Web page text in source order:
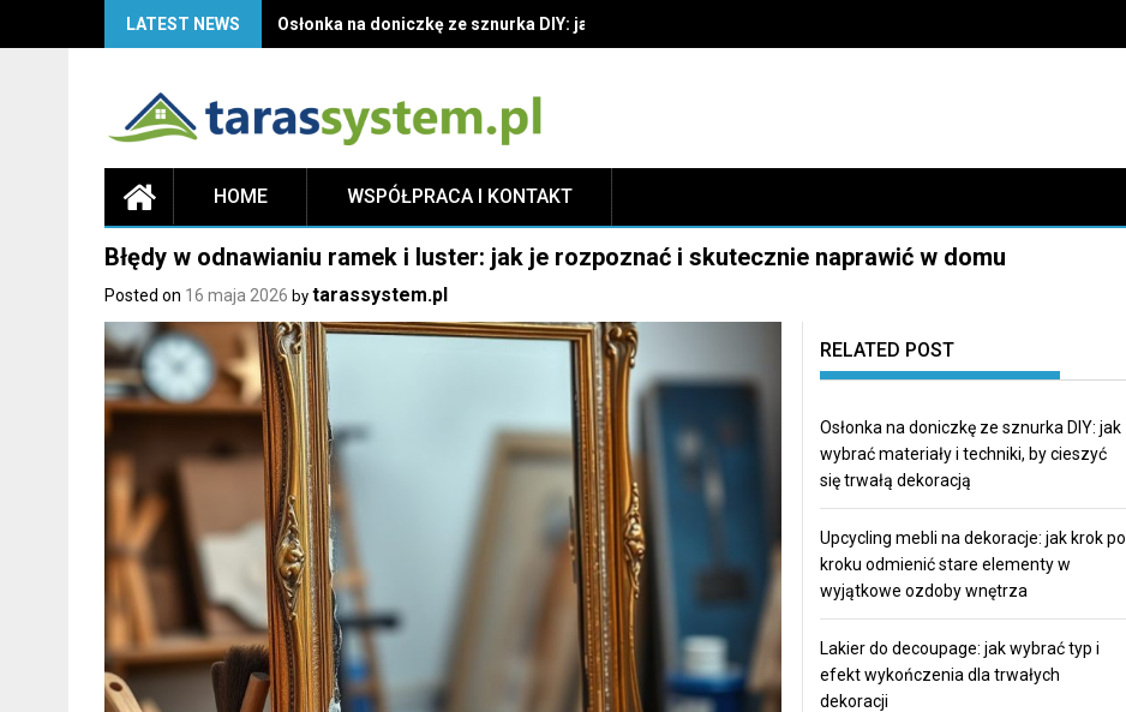
LATEST NEWS Osłonka na doniczkę ze sznurka DIY: jak wybrać materiały i techniki, by cieszyć się trwałą dekoracją
HOME WSPÓŁPRACA I KONTAKT
Błędy w odnawianiu ramek i luster: jak je rozpoznać i skutecznie naprawić w domu
Posted on 16 maja 2026 by tarassystem.pl
RELATED POST
Osłonka na doniczkę ze sznurka DIY: jak
wybrać materiały i techniki, by cieszyć
się trwałą dekoracją
Upcycling mebli na dekoracje: jak krok po
kroku odmienić stare elementy w
wyjątkowe ozdoby wnętrza
Lakier do decoupage: jak wybrać typ i
efekt wykończenia dla trwałych
dekoracji